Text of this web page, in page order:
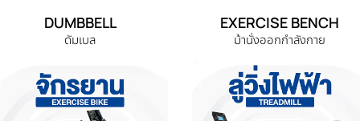
DUMBBELL
ดัมเบล
EXERCISE BENCH
ม้านั่งออกกำลังกาย